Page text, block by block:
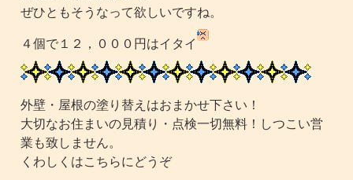
ぜひともそうなって欲しいですね。
４個で１２，０００円はイタイ
外壁・屋根の塗り替えはおまかせ下さい！
大切なお住まいの見積り・点検一切無料！しつこい営
業も致しません。
くわしくはこちらにどうぞ